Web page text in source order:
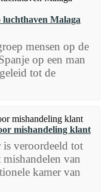
Malaga
mensen op de
op een man
tot de
mishandeling klant
veroordeeld tot
van
kamer van